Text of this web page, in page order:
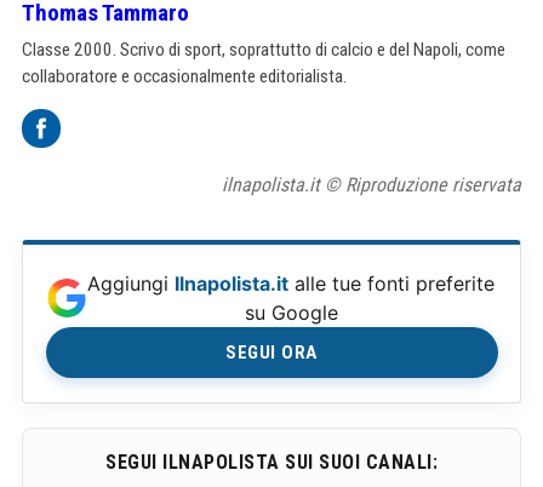
Thomas Tammaro
Classe 2000. Scrivo di sport, soprattutto di calcio e del Napoli, come
collaboratore e occasionalmente editorialista.
ilnapolista.it © Riproduzione riservata
Aggiungi Ilnapolista.it alle tue fonti preferite
su Google
SEGUI ORA
SEGUI ILNAPOLISTA SUI SUOI CANALI: